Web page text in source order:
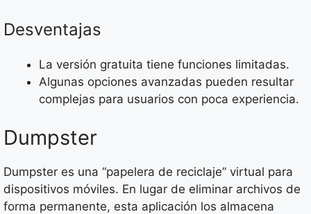
Desventajas
La versión gratuita tiene funciones limitadas.
Algunas opciones avanzadas pueden resultar
complejas para usuarios con poca experiencia.
Dumpster
Dumpster es una “papelera de reciclaje” virtual para
dispositivos móviles. En lugar de eliminar archivos de
forma permanente, esta aplicación los almacena